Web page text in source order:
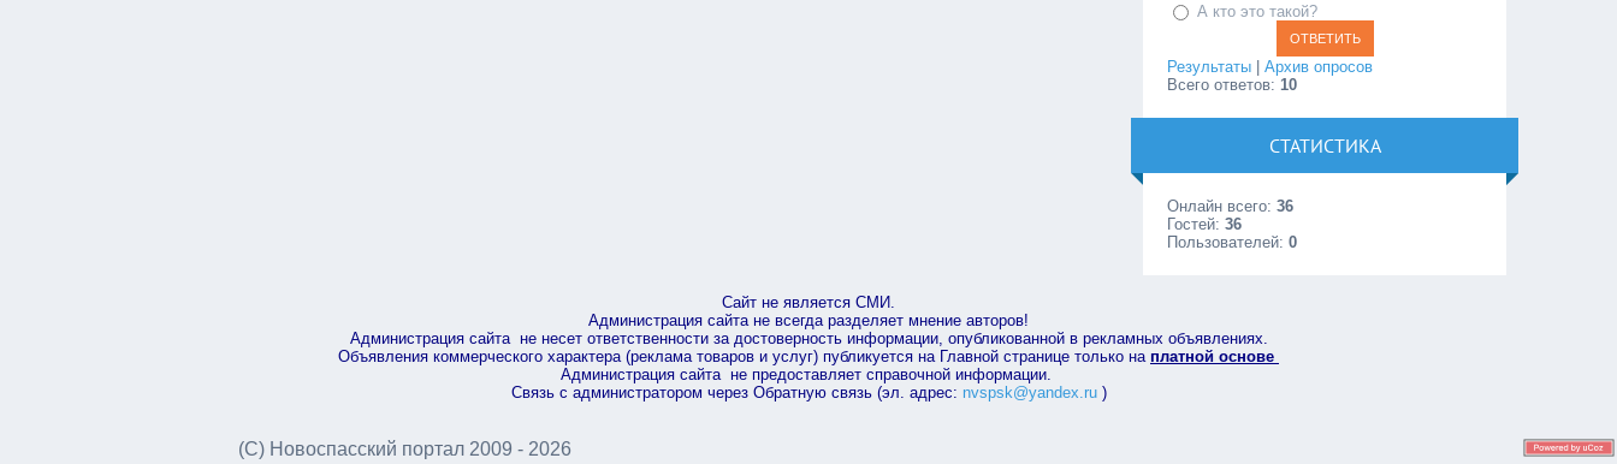
А кто это такой?
Результаты |Архив опросов
Всего ответов:10
СТАТИСТИКА
Онлайн всего:36
Гостей:36
Пользователей:0
Сайт не является СМИ.
Администрация сайта не всегда разделяет мнение авторов!
Администрация сайта не несет ответственности за достоверность информации, опубликованной в рекламных объявлениях.
Объявления коммерческого характера (реклама товаров и услуг) публикуется на Главной странице только на платной основе
Администрация сайта не предоставляет справочной информации.
Связь с администратором через Обратную связь (эл. адрес: nvspsk@yandex.ru)
(С) Новоспасский портал 2009 - 2026